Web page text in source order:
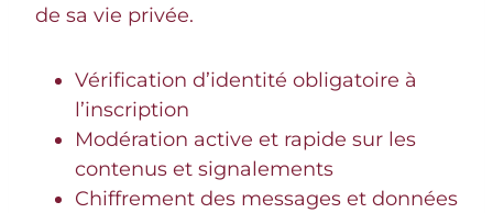
de sa vie privée.
Vérification d’identité obligatoire à
l’inscription
Modération active et rapide sur les
contenus et signalements
Chiffrement des messages et données